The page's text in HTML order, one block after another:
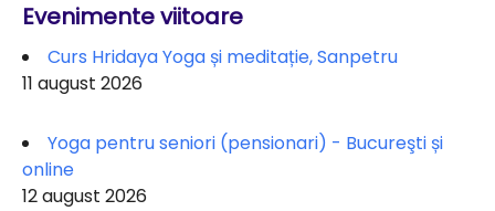
Evenimente viitoare
Curs Hridaya Yoga și meditație, Sanpetru
11 august 2026
Yoga pentru seniori (pensionari) - Bucureşti și
online
12 august 2026